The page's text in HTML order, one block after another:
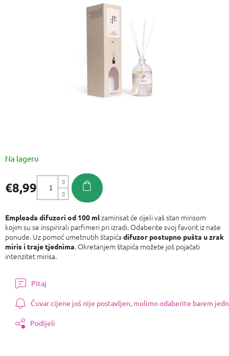
€8,99
Na lageru
Empleada difuzori od 100 mlzamirisat će cijeli vaš stan mirisom
kojim su se inspirirali parfimeri pri izradi. Odaberite svoj favorit iz naše
ponude. Uz pomoć umetnutih štapića difuzor postupno pušta u zrak
miris i traje tjednima. Okretanjem štapića možete još pojačati
intenzitet mirisa.
Pitaj
Čuvar cijene još nije postavljen, molimo odaberite barem
Podijeli